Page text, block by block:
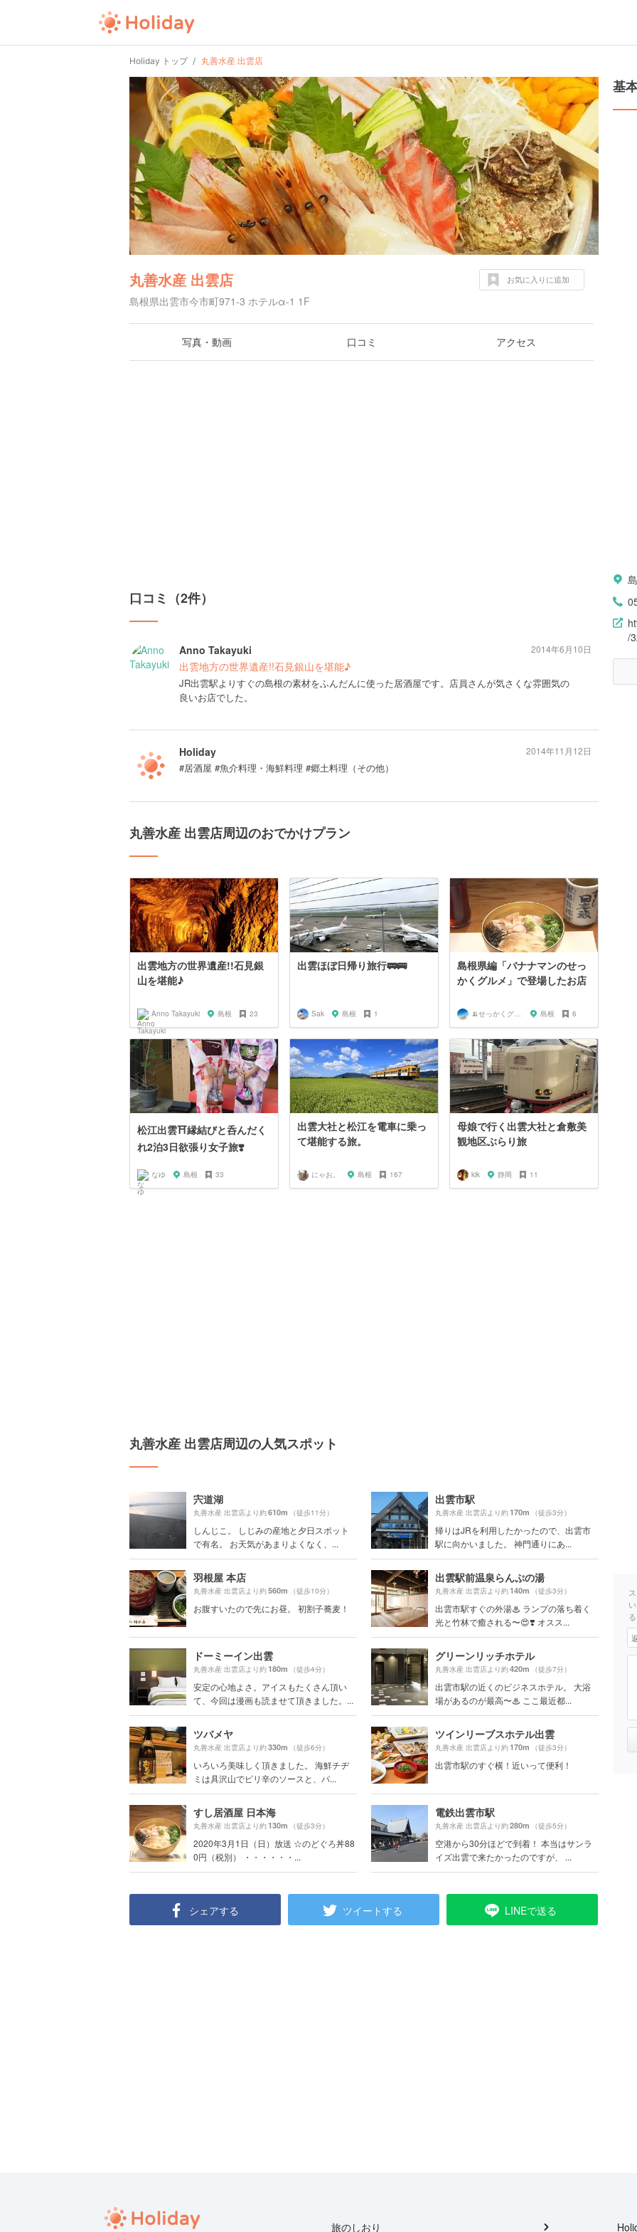
Holiday トップ 丸善水産 出雲店
丸善水産 出雲店
島根県出雲市今市町971-3 ホテルα-1 1F
お気に入りに追加
写真・動画 口コミ アクセス
口コミ（2件）
Anno Takayuki
出雲地方の世界遺産!!石見銀山を堪能♪
JR出雲駅よりすぐの島根の素材をふんだんに使った居酒屋です。店員さんが気さくな雰囲気の
良いお店でした。
2014年6月10日
Holiday
#居酒屋 #魚介料理・海鮮料理 #郷土料理（その他）
2014年11月12日
丸善水産 出雲店周辺のおでかけプラン
出雲地方の世界遺産!!石見銀
山を堪能♪
Anno Takayuki 島根 23
出雲ほぼ日帰り旅行🚃🚌
Sak 島根 1
島根県編「バナナマンのせっ
かくグルメ」で登場したお店
🍌せっかくグルメまにあ🍌 島根 6
松江出雲⛩縁結びと呑んだく
れ2泊3日欲張り女子旅❣️
なゆ 島根 33
出雲大社と松江を電車に乗っ
て堪能する旅。
にゃお。 島根 167
母娘で行く出雲大社と倉敷美
観地区ぶらり旅
kik 静岡 11
丸善水産 出雲店周辺の人気スポット
宍道湖
丸善水産 出雲店より約610m （徒歩11分）
しんじこ。 しじみの産地と夕日スポット
で有名。 お天気があまりよくなく、...
出雲市駅
丸善水産 出雲店より約170m （徒歩3分）
帰りはJRを利用したかったので、出雲市
駅に向かいました。 神門通りにあ...
羽根屋 本店
丸善水産 出雲店より約560m （徒歩10分）
お腹すいたので先にお昼。 初割子蕎麦！
出雲駅前温泉らんぷの湯
丸善水産 出雲店より約140m （徒歩3分）
出雲市駅すぐの外湯♨ ランプの落ち着く
光と竹林で癒される〜😍❣️ オスス...
ドーミーイン出雲
丸善水産 出雲店より約180m （徒歩4分）
安定の心地よさ。アイスもたくさん頂い
て、今回は漫画も読ませて頂きました。...
グリーンリッチホテル
丸善水産 出雲店より約420m （徒歩7分）
出雲市駅の近くのビジネスホテル。 大浴
場があるのが最高〜♨︎ ここ最近都...
ツバメヤ
丸善水産 出雲店より約330m （徒歩6分）
いろいろ美味しく頂きました。 海鮮チヂ
ミは具沢山でピリ辛のソースと、パ...
ツインリーブスホテル出雲
丸善水産 出雲店より約170m （徒歩3分）
出雲市駅のすぐ横！近いって便利！
すし居酒屋 日本海
丸善水産 出雲店より約130m （徒歩3分）
2020年3月1日（日）放送 ☆のどぐろ丼88
0円（税別） ・・・・・・...
電鉄出雲市駅
丸善水産 出雲店より約280m （徒歩5分）
空港から30分ほどで到着！ 本当はサンラ
イズ出雲で来たかったのですが、 ...
シェアする ツイートする LINEで送る
基
/
旅のしおり